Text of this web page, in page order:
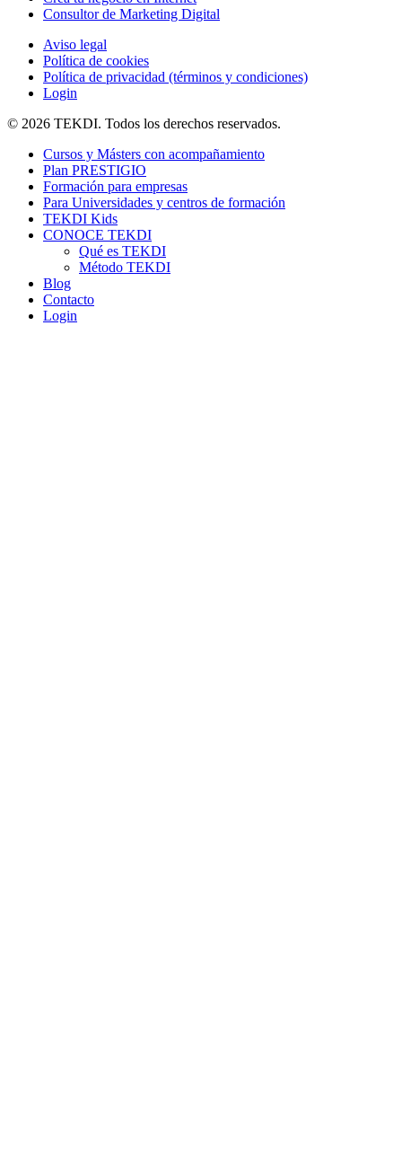
Consultor de Marketing Digital
Aviso legal
Política de cookies
Política de privacidad (términos y condiciones)
Login
© 2026 TEKDI. Todos los derechos reservados.
Cursos y Másters con acompañamiento
Plan PRESTIGIO
Formación para empresas
Para Universidades y centros de formación
TEKDI Kids
CONOCE TEKDI
Qué es TEKDI
Método TEKDI
Blog
Contacto
Login